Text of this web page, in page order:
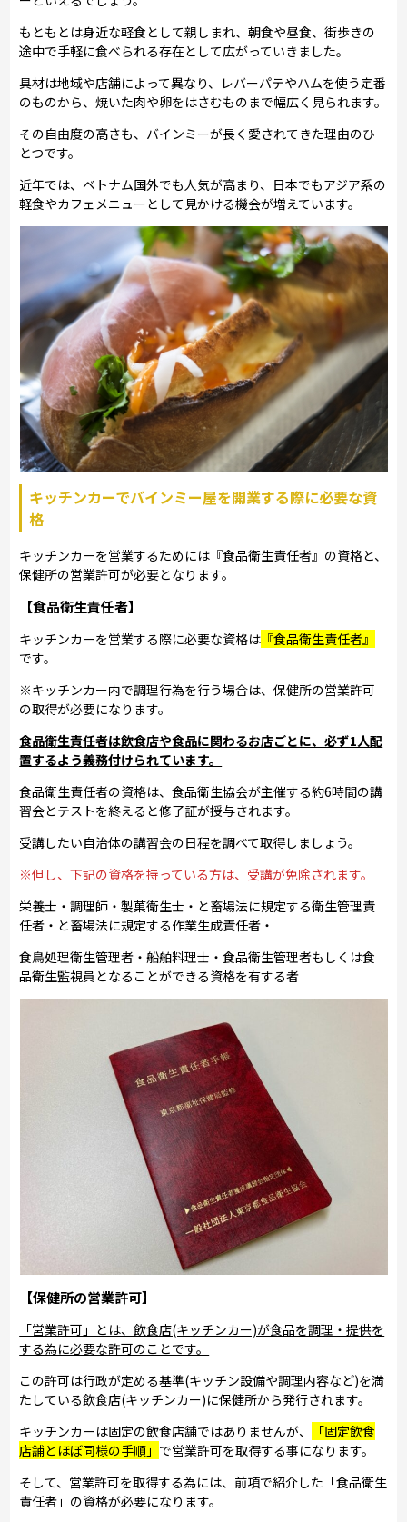
もともとは身近な軽食として親しまれ、朝食や昼食、街歩きの
途中で手軽に食べられる存在として広がっていきました。
具材は地域や店舗によって異なり、レバーパテやハムを使う定番
のものから、焼いた肉や卵をはさむものまで幅広く見られます。
その自由度の高さも、バインミーが長く愛されてきた理由のひ
とつです。
近年では、ベトナム国外でも人気が高まり、日本でもアジア系の
軽食やカフェメニューとして見かける機会が増えています。
キッチンカーでバインミー屋を開業する際に必要な資
格
キッチンカーを営業するためには『食品衛生責任者』の資格と、
保健所の営業許可が必要となります。
【食品衛生責任者】
キッチンカーを営業する際に必要な資格は 『食品衛生責任者』
です。
※キッチンカー内で調理行為を行う場合は、保健所の営業許可
の取得が必要になります。
食品衛生責任者は飲食店や食品に関わるお店ごとに、必ず1人配
置するよう義務付けられています。
食品衛生責任者の資格は、食品衛生協会が主催する約6時間の講
習会とテストを終えると修了証が授与されます。
受講したい自治体の講習会の日程を調べて取得しましょう。
※但し、下記の資格を持っている方は、受講が免除されます。
栄養士・調理師・製菓衛生士・と畜場法に規定する衛生管理責
任者・と畜場法に規定する作業生成責任者・
食鳥処理衛生管理者・船舶料理士・食品衛生管理者もしくは食
品衛生監視員となることができる資格を有する者
【保健所の営業許可】
「営業許可」とは、飲食店(キッチンカー)が食品を調理・提供を
する為に必要な許可のことです。
この許可は行政が定める基準(キッチン設備や調理内容など)を満
たしている飲食店(キッチンカー)に保健所から発行されます。
キッチンカーは固定の飲食店舗ではありませんが、
「固定飲食
店舗とほぼ同様の手順」 で営業許可を取得する事になります。
そして、営業許可を取得する為には、前項で紹介した「食品衛生
責任者」の資格が必要になります。